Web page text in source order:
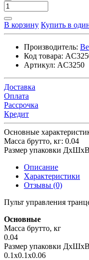
В корзину Купить в
Производитель:
Код товара:
Артикул: AC3250
Доставка
Оплата
Рассрочка
Кредит
Основные
Масса брутто, кг: 0.04
Размер упаковки
Описание
Характеристики
Отзывы (0)
Пульт управления
Основные
Масса брутто, кг
0.04
Размер упаковки
0.1x0.1x0.06